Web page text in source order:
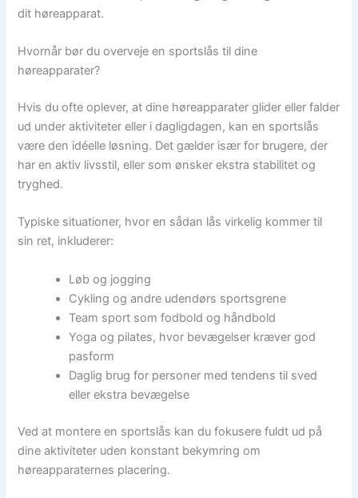
dit høreapparat.
Hvornår bør du overveje en sportslås til dine
høreapparater?
Hvis du ofte oplever, at dine høreapparater glider eller falder
ud under aktiviteter eller i dagligdagen, kan en sportslås
være den idéelle løsning. Det gælder især for brugere, der
har en aktiv livsstil, eller som ønsker ekstra stabilitet og
tryghed.
Typiske situationer, hvor en sådan lås virkelig kommer til
sin ret, inkluderer:
Løb og jogging
Cykling og andre udendørs sportsgrene
Team sport som fodbold og håndbold
Yoga og pilates, hvor bevægelser kræver god
pasform
Daglig brug for personer med tendens til sved
eller ekstra bevægelse
Ved at montere en sportslås kan du fokusere fuldt ud på
dine aktiviteter uden konstant bekymring om
høreapparaternes placering.